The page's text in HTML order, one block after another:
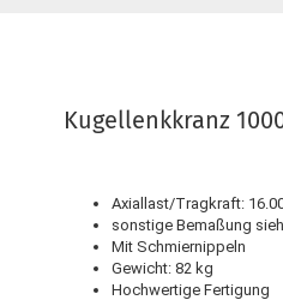
Kugellenkkranz
Axiallast/Tragkraft:
sonstige Bemaßung
Mit Schmiernippeln
Gewicht: 82 kg
Hochwertige Fertigung